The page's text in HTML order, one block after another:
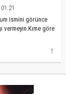
ismini görünce
göre